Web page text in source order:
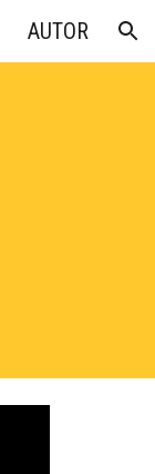
AUTOR